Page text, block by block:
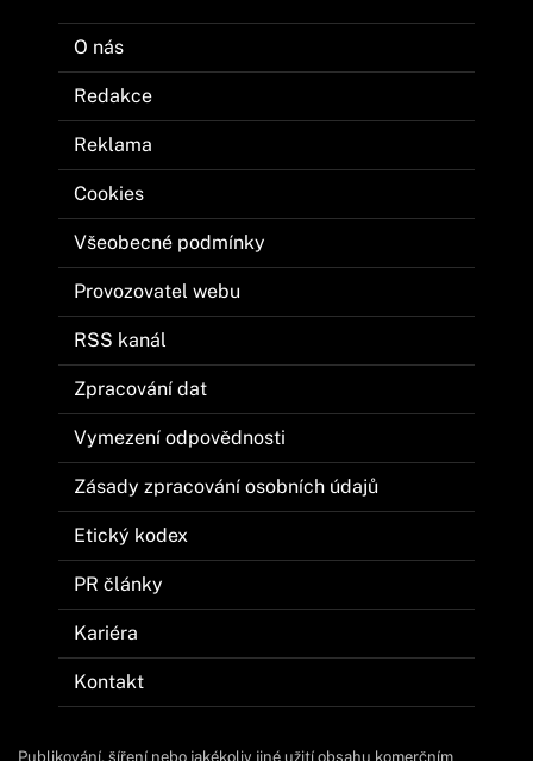
O nás
Redakce
Reklama
Cookies
Všeobecné podmínky
Provozovatel webu
RSS kanál
Zpracování dat
Vymezení odpovědnosti
Zásady zpracování osobních údajů
Etický kodex
PR články
Kariéra
Kontakt
Publikování, šíření nebo jakékoliv jiné užití obsahu komerčním